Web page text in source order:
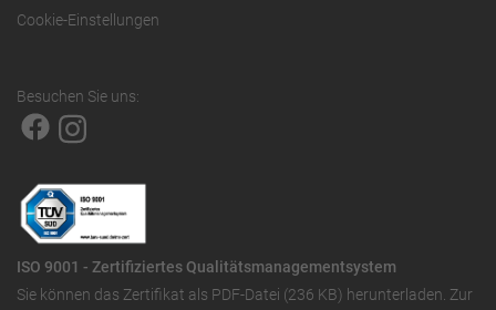
Cookie-Einstellungen
Besuchen Sie uns:
ISO 9001 - Zertifiziertes Qualitätsmanagementsystem
Sie können das Zertifikat als PDF-Datei (236 KB) herunterladen. Zur